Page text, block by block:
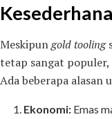
Meskipungold tooling
tetap sangat populer,
Ada beberapa alasan
Ekonomi: Emas